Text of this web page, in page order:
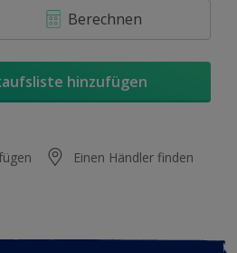
Berechnen
hinzufügen
Einen Händler finden